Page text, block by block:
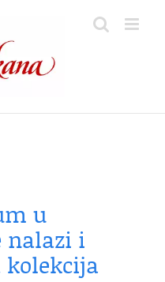
u
nalazi i
kolekcija